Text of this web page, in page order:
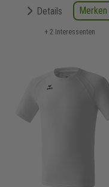
Details Merken
+ 2 Interessenten